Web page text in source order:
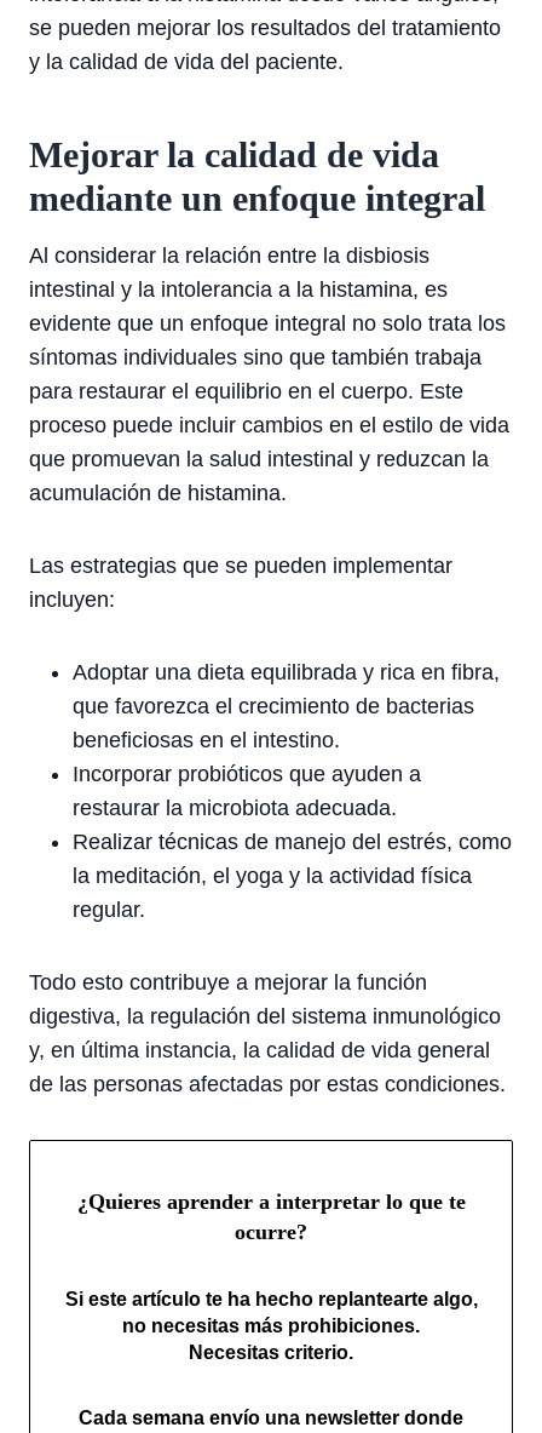
se pueden mejorar los resultados del tratamiento
y la calidad de vida del paciente.
Mejorar la calidad de vida
mediante un enfoque integral
Al considerar la relación entre la disbiosis
intestinal y la intolerancia a la histamina, es
evidente que un enfoque integral no solo trata los
síntomas individuales sino que también trabaja
para restaurar el equilibrio en el cuerpo. Este
proceso puede incluir cambios en el estilo de vida
que promuevan la salud intestinal y reduzcan la
acumulación de histamina.
Las estrategias que se pueden implementar
incluyen:
Adoptar una dieta equilibrada y rica en fibra,
que favorezca el crecimiento de bacterias
beneficiosas en el intestino.
Incorporar probióticos que ayuden a
restaurar la microbiota adecuada.
Realizar técnicas de manejo del estrés, como
la meditación, el yoga y la actividad física
regular.
Todo esto contribuye a mejorar la función
digestiva, la regulación del sistema inmunológico
y, en última instancia, la calidad de vida general
de las personas afectadas por estas condiciones.
¿Quieres aprender a interpretar lo que te
ocurre?
Si este artículo te ha hecho replantearte algo,
no necesitas más prohibiciones.
Necesitas criterio.
Cada semana envío una newsletter donde